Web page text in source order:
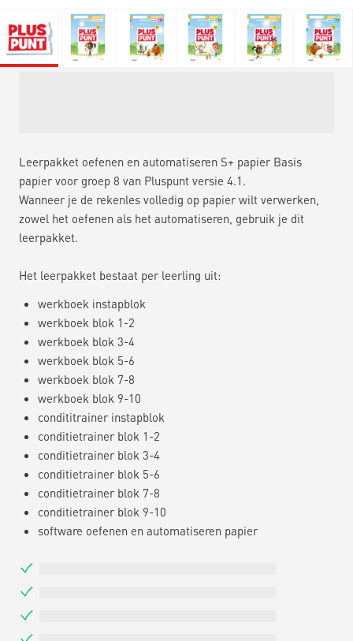
Leerpakket oefenen en automatiseren S+ papier Basis
papier voor groep 8 van Pluspunt versie 4.1.
Wanneer je de rekenles volledig op papier wilt verwerken,
zowel het oefenen als het automatiseren, gebruik je dit
leerpakket.
Het leerpakket bestaat per leerling uit:
werkboek instapblok
werkboek blok 1-2
werkboek blok 3-4
werkboek blok 5-6
werkboek blok 7-8
werkboek blok 9-10
condititrainer instapblok
conditietrainer blok 1-2
conditietrainer blok 3-4
conditietrainer blok 5-6
conditietrainer blok 7-8
conditietrainer blok 9-10
software oefenen en automatiseren papier